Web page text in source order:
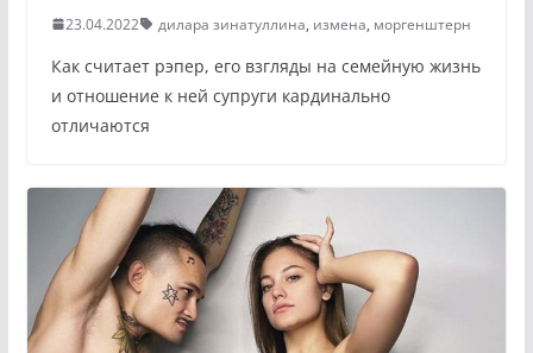
23.04.2022 дилара зинатуллина, измена, моргенштерн
Как считает рэпер, его взгляды на семейную жизнь
и отношение к ней супруги кардинально
отличаются